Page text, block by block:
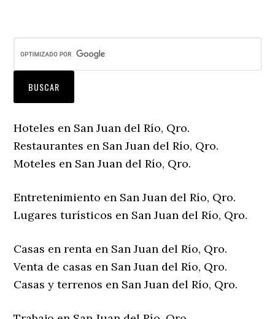
Hoteles en San Juan del Río, Qro.
Restaurantes en San Juan del Río, Qro.
Moteles en San Juan del Río, Qro.
Entretenimiento en San Juan del Río, Qro.
Lugares turísticos en San Juan del Río, Qro.
Casas en renta en San Juan del Río, Qro.
Venta de casas en San Juan del Río, Qro.
Casas y terrenos en San Juan del Río, Qro.